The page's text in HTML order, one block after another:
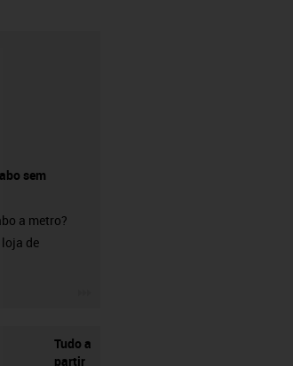
sem
a metro?
de
Tudo a
partir